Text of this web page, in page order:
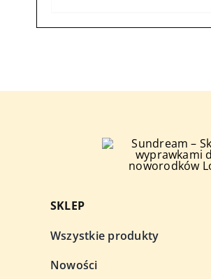
SKLEP
Wszystkie produkty
Nowości